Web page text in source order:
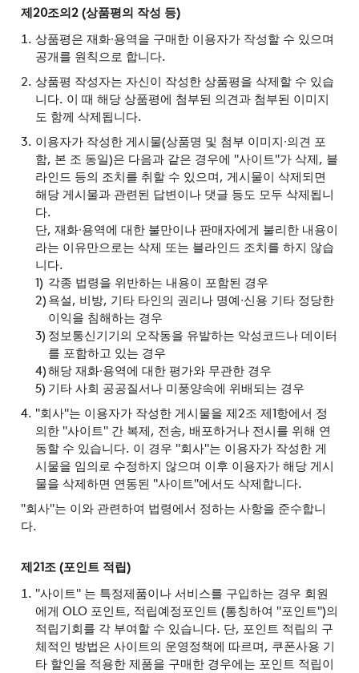
제20조의2 (상품평의 작성 등)
상품평은 재화∙용역을 구매한 이용자가 작성할 수 있으며
공개를 원칙으로 합니다.
상품평 작성자는 자신이 작성한 상품평을 삭제할 수 있습
니다. 이 때 해당 상품평에 첨부된 의견과 첨부된 이미지
도 함께 삭제됩니다.
이용자가 작성한 게시물(상품명 및 첨부 이미지∙의견 포
함, 본 조 동일)은 다음과 같은 경우에 "사이트"가 삭제, 블
라인드 등의 조치를 취할 수 있으며, 게시물이 삭제되면
해당 게시물과 관련된 답변이나 댓글 등도 모두 삭제됩니
다.
단, 재화∙용역에 대한 불만이나 판매자에게 불리한 내용이
라는 이유만으로는 삭제 또는 블라인드 조치를 하지 않습
니다.
각종 법령을 위반하는 내용이 포함된 경우
욕설, 비방, 기타 타인의 권리나 명예∙신용 기타 정당한
이익을 침해하는 경우
정보통신기기의 오작동을 유발하는 악성코드나 데이터
를 포함하고 있는 경우
해당 재화∙용역에 대한 평가와 무관한 경우
기타 사회 공공질서나 미풍양속에 위배되는 경우
"회사"는 이용자가 작성한 게시물을 제2조 제1항에서 정
의한 "사이트" 간 복제, 전송, 배포하거나 전시를 위해 연
동할 수 있습니다. 이 경우 "회사"는 이용자가 작성한 게
시물을 임의로 수정하지 않으며 이후 이용자가 해당 게시
물을 삭제하면 연동된 "사이트"에서도 삭제합니다.
"회사"는 이와 관련하여 법령에서 정하는 사항을 준수합니
다.
제21조 (포인트 적립)
"사이트" 는 특정제품이나 서비스를 구입하는 경우 회원
에게 OLO 포인트, 적립예정포인트 (통칭하여 "포인트")의
적립기회를 각 부여할 수 있습니다. 단, 포인트 적립의 구
체적인 방법은 사이트의 운영정책에 따르며, 쿠폰사용 기
타 할인을 적용한 제품을 구매한 경우에는 포인트 적립이